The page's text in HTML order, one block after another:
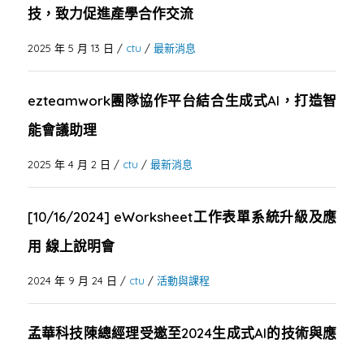
技，致力促進產學合作交流
2025 年 5 月 13 日 / ctu / 最新消息
ezteamwork團隊協作平台結合生成式AI，打造智
能會議助理
2025 年 4 月 2 日 / ctu / 最新消息
[10/16/2024] eWorksheet工作表單系統升級及應
用 線上說明會
2024 年 9 月 24 日 / ctu / 活動與課程
孟華科技陳總經理受邀至2024生成式AI的技術與應